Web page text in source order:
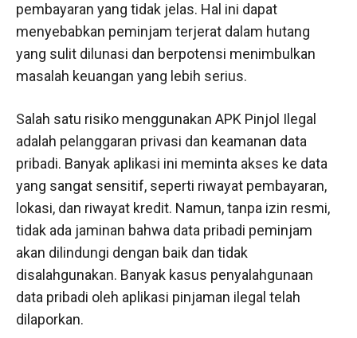
pembayaran yang tidak jelas. Hal ini dapat
menyebabkan peminjam terjerat dalam hutang
yang sulit dilunasi dan berpotensi menimbulkan
masalah keuangan yang lebih serius.
Salah satu risiko menggunakan APK Pinjol Ilegal
adalah pelanggaran privasi dan keamanan data
pribadi. Banyak aplikasi ini meminta akses ke data
yang sangat sensitif, seperti riwayat pembayaran,
lokasi, dan riwayat kredit. Namun, tanpa izin resmi,
tidak ada jaminan bahwa data pribadi peminjam
akan dilindungi dengan baik dan tidak
disalahgunakan. Banyak kasus penyalahgunaan
data pribadi oleh aplikasi pinjaman ilegal telah
dilaporkan.